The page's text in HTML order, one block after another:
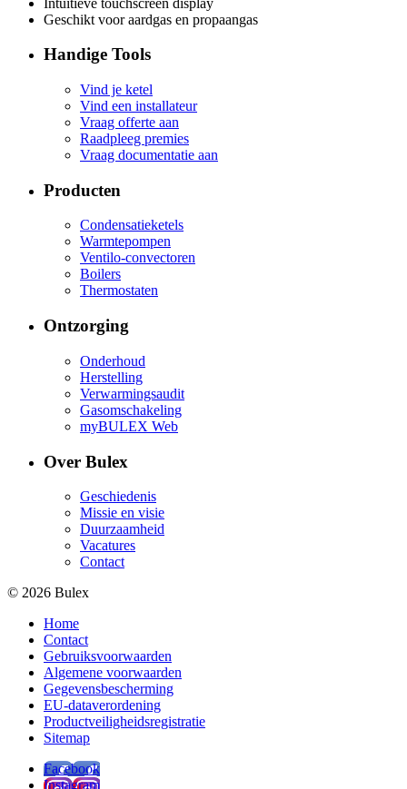
Geschikt voor aardgas en propaangas
Handige Tools
Vind je ketel
Vind een installateur
Vraag offerte aan
Raadpleeg premies
Vraag documentatie aan
Producten
Condensatieketels
Warmtepompen
Ventilo-convectoren
Boilers
Thermostaten
Ontzorging
Onderhoud
Herstelling
Verwarmingsaudit
Gasomschakeling
myBULEX Web
Over Bulex
Geschiedenis
Missie en visie
Duurzaamheid
Vacatures
Contact
© 2026 Bulex
Home
Contact
Gebruiksvoorwaarden
Algemene voorwaarden
Gegevensbescherming
EU-dataverordening
Productveiligheidsregistratie
Sitemap
Facebook
Instagram